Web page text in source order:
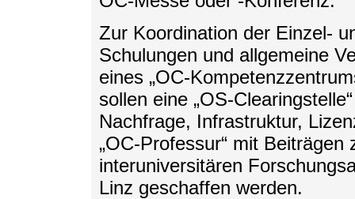
Zur Koordination der Einzel-
Schulungen und allgemeine
eines „OC-
sollen eine „OS-
Nachfrage, Infrastruktur,
„OC-Professur“ mit
interuniversitären
Linz geschaffen werden.